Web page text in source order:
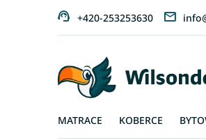
+420-253253630
MATRACE KOBERCE